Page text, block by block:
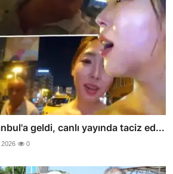
geldi, canlı yayında taciz ed...
0